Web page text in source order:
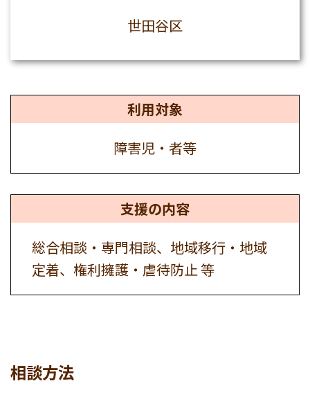
世田谷区
利用対象
障害児・者等
支援の内容
総合相談・専門相談、地域移行・地域
定着、権利擁護・虐待防止 等
相談方法